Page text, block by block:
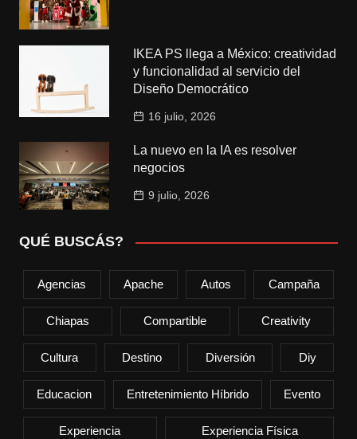
IKEA PS llega a México: creatividad
y funcionalidad al servicio del
Diseño Democrático
16 julio, 2026
La nuevo en la IA es resolver
negocios
9 julio, 2026
QUÉ BUSCÁS?
Agencias Apache Autos Campaña
Chiapas Compartible Creativity
Cultura Destino Diversión Diy
Educacion Entretenimiento Híbrido Evento
Experiencia Experiencia Física